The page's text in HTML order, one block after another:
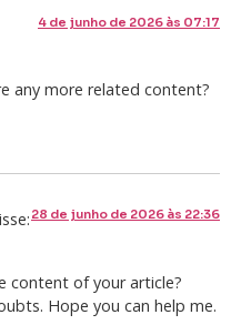
4 de junho de 2026 às 07:17
any more related content?
28 de junho de 2026 às 22:36
content of your article?
Hope you can help me.